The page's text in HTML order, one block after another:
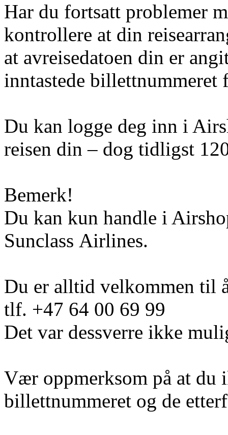
Har du fortsatt problemer
kontrollere at din
at avreisedatoen din er
inntastede
Du kan logge deg inn i
reisen din – dog tidligst
Bemerk!
Du kan kun handle i
Sunclass Airlines.
Du er alltid velkommen til
tlf. +47 64 00 69 99
Det var dessverre ikke
Vær oppmerksom på at du
billettnummeret og de